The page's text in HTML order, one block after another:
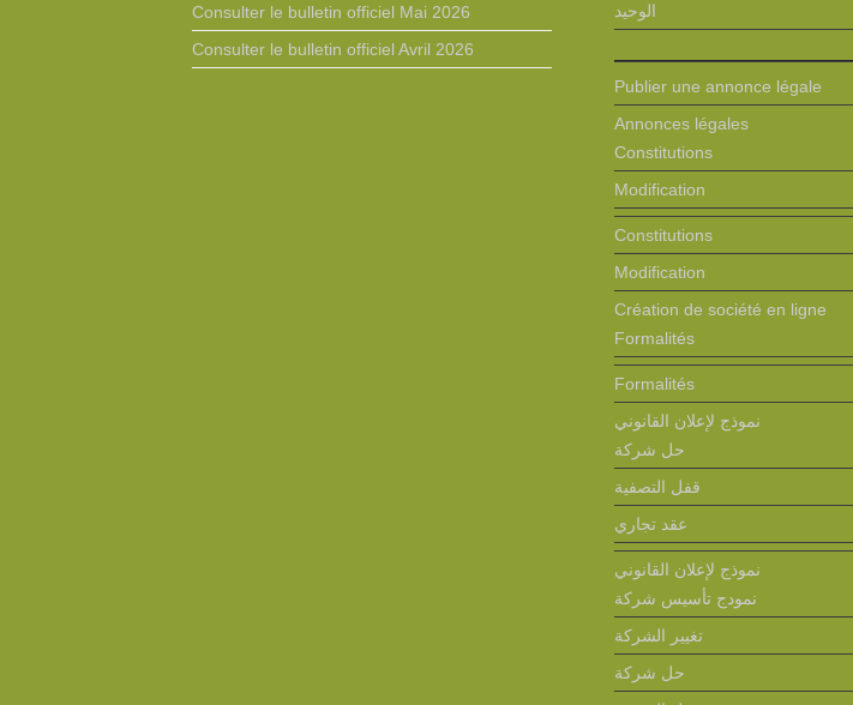
Consulter le bulletin officiel Mai 2026
Consulter le bulletin officiel Avril 2026
الوحيد
Publier une annonce légale
Annonces légales
Constitutions
Modification
Constitutions
Modification
Création de société en ligne
Formalités
Formalités
نموذج لإعلان القانوني
حل شركة
قفل التصفية
عقد تجاري
نموذج لإعلان القانوني
نمودج تأسيس شركة
تغيير الشركة
حل شركة